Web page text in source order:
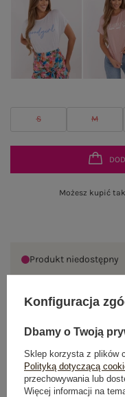
S M
Możesz kupić
Produkt niedostępny
GŁÓWNE PARAMETRY
OPINIE O PRODUKCIE (0)
Konfiguracja
Dbamy o Twoją
Sklep korzysta z plików
Polityką dotyczącą
przechowywania lub
Więcej informacji na